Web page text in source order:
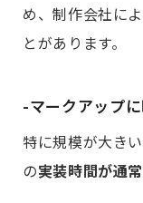
め、制作会社によ
とがあります。
-マークアップ
特に規模が大き
の実装時間が通